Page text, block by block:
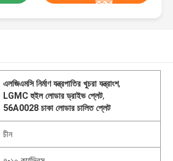
করুন
এলজিএমসি নির্মাণ যন্ত্রপাতির খুচরা যন্ত্রাংশ,
LGMC হুইল লোডার ড্রাইভ প্লেট,
56A0028 চাকা লোডার চালিত প্লেট
চীন